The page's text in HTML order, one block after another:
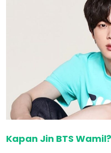
Kapan Jin BTS Wamil?